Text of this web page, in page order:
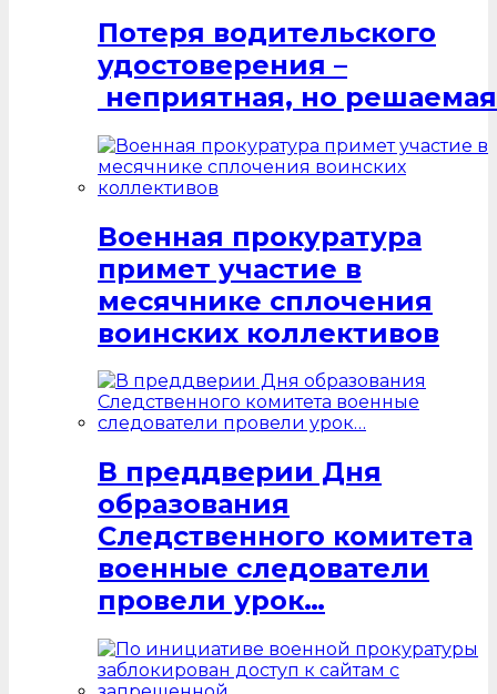
Потеря водительского
удостоверения –
неприятная, но
Военная прокуратура
примет участие в
месячнике сплочения
воинских коллективов
В преддверии Дня
образования
Следственного комитета
военные следователи
провели урок…